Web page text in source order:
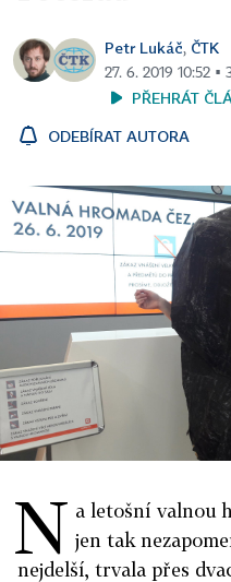
Petr Lukáč, ČTK
27. 6. 2019 10:52 ▪
PŘEHRÁT
ODEBÍRAT AUTORA
N a letošní valnou
jen tak
nejdelší, trvala přes